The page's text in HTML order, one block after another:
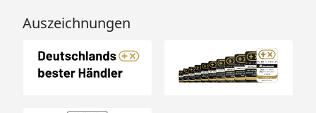
Auszeichnungen